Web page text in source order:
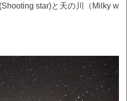
star)と天の川（Milky w